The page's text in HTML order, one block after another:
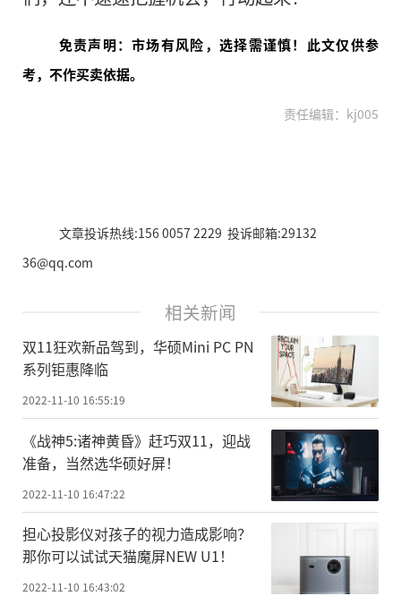
免责声明：市场有风险，选择需谨慎！此文仅供参
考，不作买卖依据。
责任编辑：kj005
文章投诉热线:156 0057 2229 投诉邮箱:29132
36@qq.com
相关新闻
双11狂欢新品驾到，华硕Mini PC PN
系列钜惠降临
2022-11-10 16:55:19
《战神5:诸神黄昏》赶巧双11，迎战
准备，当然选华硕好屏！
2022-11-10 16:47:22
担心投影仪对孩子的视力造成影响？
那你可以试试天猫魔屏NEW U1！
2022-11-10 16:43:02